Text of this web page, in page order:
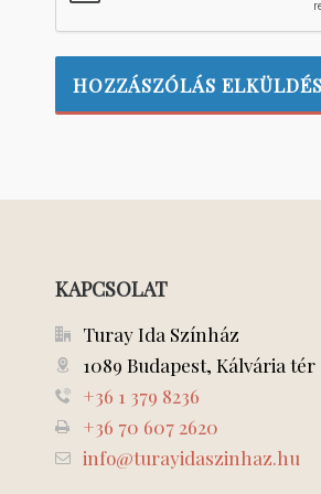
KAPCSOLAT
Turay Ida Színház
1089 Budapest, Kálvária tér
+36 1 379 8236
+36 70 607 2620
info@turayidaszinhaz.hu